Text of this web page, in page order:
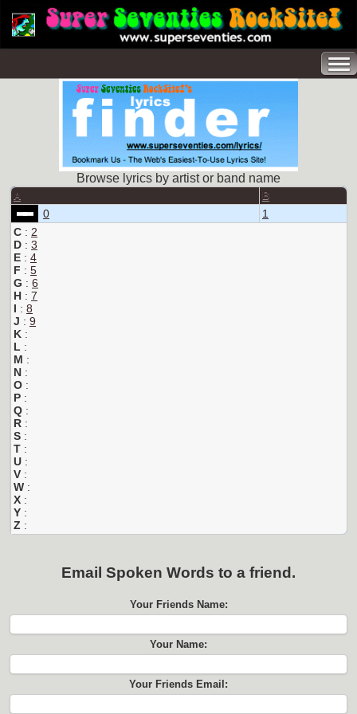
Browse lyrics by artist or band name
A B
0
1
C : 2
D : 3
E : 4
F : 5
G : 6
H : 7
I : 8
J : 9
K :
L :
M :
N :
O :
P :
Q :
R :
S :
T :
U :
V :
W :
X :
Y :
Z :
Email Spoken Words to a friend.
Your Friends Name:
Your Name:
Your Friends Email: